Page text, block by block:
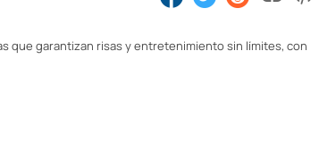
que garantizan risas y entretenimiento sin límites, con